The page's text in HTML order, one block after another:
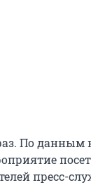
По данным
пресс-